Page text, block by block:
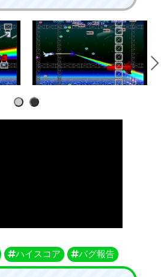
1 2
ハイスコア バグ報告